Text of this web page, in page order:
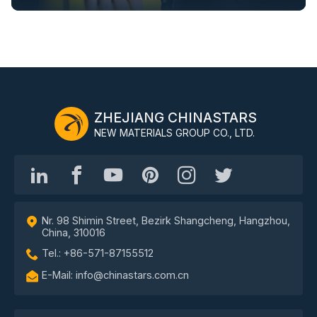
ZHEJIANG CHINASTARS
NEW MATERIALS GROUP CO., LTD.
Nr. 98 Shimin Street, Bezirk Shangcheng, Hangzhou,
China, 310016
Tel.: +86-571-87155512
E-Mail: info@chinastars.com.cn